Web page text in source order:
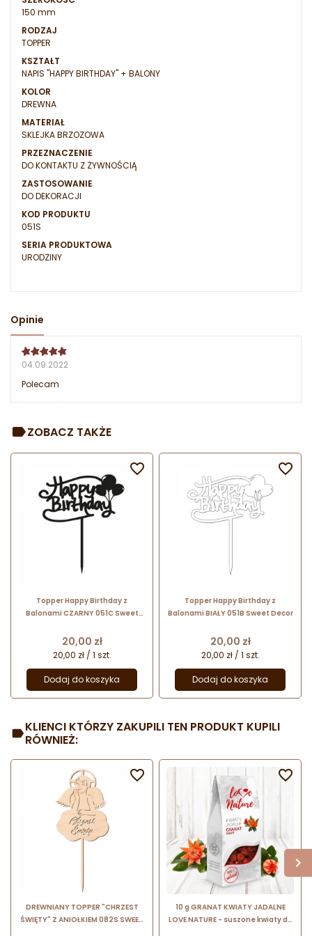
150 mm
RODZAJ
TOPPER
KSZTAŁT
NAPIS "HAPPY BIRTHDAY" + BALONY
KOLOR
DREWNA
MATERIAŁ
SKLEJKA BRZOZOWA
PRZEZNACZENIE
DO KONTAKTU Z ŻYWNOŚCIĄ
ZASTOSOWANIE
DO DEKORACJI
KOD PRODUKTU
051S
SERIA PRODUKTOWA
URODZINY
Opinie
04.09.2022
Polecam
ZOBACZ TAKŻE
Topper Happy Birthday z
Balonami CZARNY 051C Sweet
Cena
20,00 zł
20,00 zł / 1 szt.
Dodaj do koszyka

Topper Happy Birthday z
Balonami BIAŁY 051B Sweet Decor
Cena
20,00 zł
20,00 zł / 1 szt.
Dodaj do koszyka

KLIENCI KTÓRZY ZAKUPILI TEN PRODUKT KUPILI
RÓWNIEŻ:
DREWNIANY TOPPER "CHRZEST
ŚWIĘTY" Z ANIOŁKIEM 082S SWEET

10 g GRANAT KWIATY JADALNE
LOVE NATURE - suszone kwiaty do
